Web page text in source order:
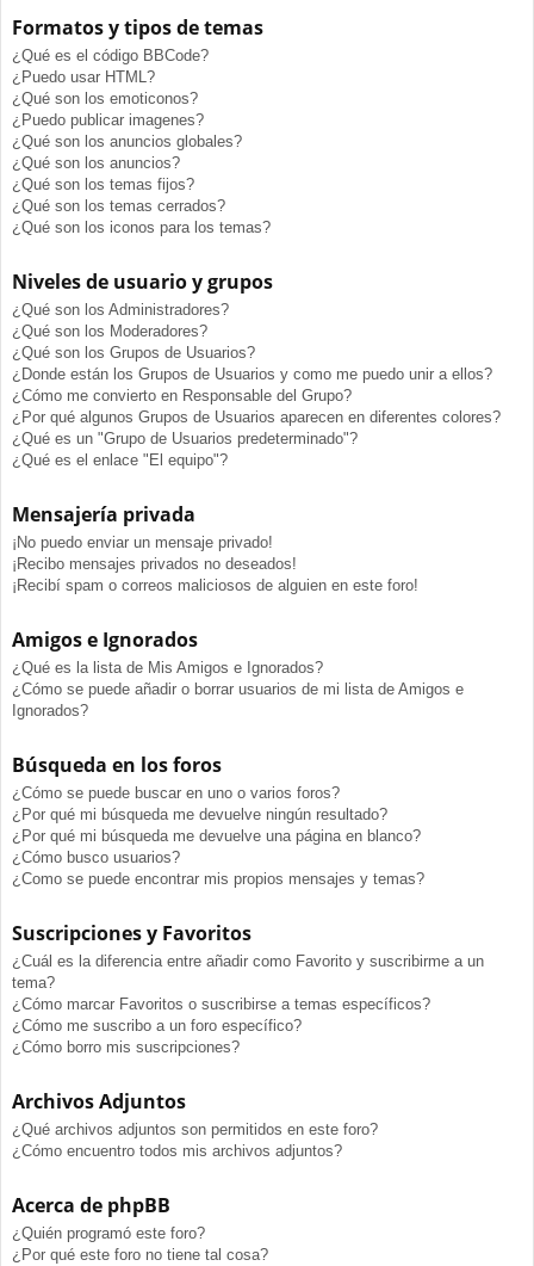
Formatos y tipos de temas
¿Qué es el código BBCode?
¿Puedo usar HTML?
¿Qué son los emoticonos?
¿Puedo publicar imagenes?
¿Qué son los anuncios globales?
¿Qué son los anuncios?
¿Qué son los temas fijos?
¿Qué son los temas cerrados?
¿Qué son los iconos para los temas?
Niveles de usuario y grupos
¿Qué son los Administradores?
¿Qué son los Moderadores?
¿Qué son los Grupos de Usuarios?
¿Donde están los Grupos de Usuarios y como me puedo unir a ellos?
¿Cómo me convierto en Responsable del Grupo?
¿Por qué algunos Grupos de Usuarios aparecen en diferentes colores?
¿Qué es un "Grupo de Usuarios predeterminado"?
¿Qué es el enlace "El equipo"?
Mensajería privada
¡No puedo enviar un mensaje privado!
¡Recibo mensajes privados no deseados!
¡Recibí spam o correos maliciosos de alguien en este foro!
Amigos e Ignorados
¿Qué es la lista de Mis Amigos e Ignorados?
¿Cómo se puede añadir o borrar usuarios de mi lista de Amigos e
Ignorados?
Búsqueda en los foros
¿Cómo se puede buscar en uno o varios foros?
¿Por qué mi búsqueda me devuelve ningún resultado?
¿Por qué mi búsqueda me devuelve una página en blanco?
¿Cómo busco usuarios?
¿Como se puede encontrar mis propios mensajes y temas?
Suscripciones y Favoritos
¿Cuál es la diferencia entre añadir como Favorito y suscribirme a un
tema?
¿Cómo marcar Favoritos o suscribirse a temas específicos?
¿Cómo me suscribo a un foro específico?
¿Cómo borro mis suscripciones?
Archivos Adjuntos
¿Qué archivos adjuntos son permitidos en este foro?
¿Cómo encuentro todos mis archivos adjuntos?
Acerca de phpBB
¿Quién programó este foro?
¿Por qué este foro no tiene tal cosa?